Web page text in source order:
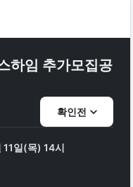
하임 추가모집공
확인전
일(목) 14시